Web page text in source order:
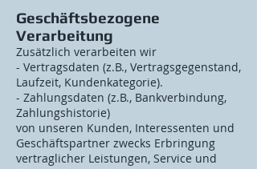
Geschäftsbezogene
Verarbeitung
Zusätzlich verarbeiten wir
- Vertragsdaten (z.B., Vertragsgegenstand,
Laufzeit, Kundenkategorie).
- Zahlungsdaten (z.B., Bankverbindung,
Zahlungshistorie)
von unseren Kunden, Interessenten und
Geschäftspartner zwecks Erbringung
vertraglicher Leistungen, Service und